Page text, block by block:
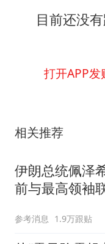
目前还没
打开APP发
相关推荐
伊朗总统佩泽
前与最高领袖
参考消息 1.9万跟贴